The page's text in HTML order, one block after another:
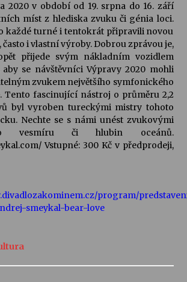
ploty
23. 7. 2026
koncerty ve Stromovce: Rufus Miller
22. 7. 2026
17. 7. 2026
14. 7. 2026
Josefa Čapka
2020 v období od 19. srpna do 16. září
míst z hlediska zvuku či génia loci.
každé turné i tentokrát připravili novou
i vlastní výroby. Dobrou zprávou je,
přijede svým nákladním vozidlem
se návštěvníci Výpravy 2020 mohli
zvukem největšího symfonického
Tento fascinující nástroj o průměru 2,2
byl vyroben tureckými mistry tohoto
Nechte se s námi unést zvukovými
vesmíru či hlubin oceánů.
Vstupné: 300 Kč v předprodeji,
program/
smeykal-bear-love